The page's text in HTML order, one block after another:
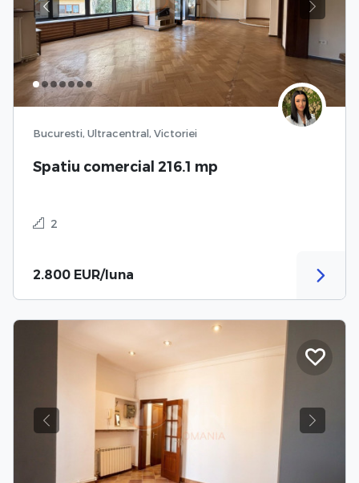
Previous Next
Bucuresti, Ultracentral, Victoriei
Spatiu comercial 216.1 mp
2
2.800 EUR/luna
Previous Next